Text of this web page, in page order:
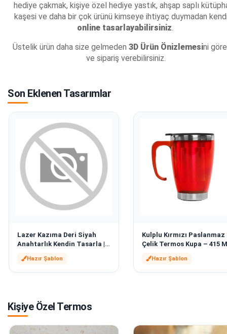
hediye çakmak, kişiye özel hediye yastık, ahşap saplı
kaşesi ve daha bir çok ürünü kimseye ihtiyaç duymadan
online tasarlayabilirsiniz.
Üstelik ürün daha size gelmeden 3D Ürün Önizlemesini
ve sipariş verebilirsiniz.
Son Eklenen Tasarımlar
Lazer Kazıma Deri Siyah
Anahtarlık Kendin Tasarla |
Hazır Şablon
Kulplu Kırmızı Paslanmaz
Çelik Termos Kupa – 415
Hazır Şablon
Kişiye Özel Termos